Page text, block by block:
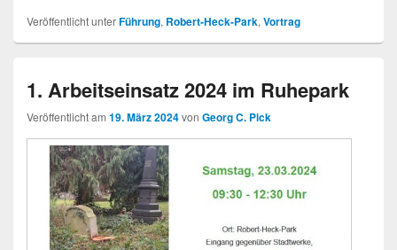
Veröffentlicht unterFührung, Robert-Heck-Park, Vortrag
1. Arbeitseinsatz 2024 im Ruhepark
Veröffentlicht am 19. März 2024von Georg C. Pick